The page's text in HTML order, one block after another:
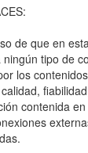
de que en
ningún tipo de
los
contenida